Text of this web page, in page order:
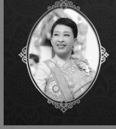
DODOLOVE รับ
Awards 2026